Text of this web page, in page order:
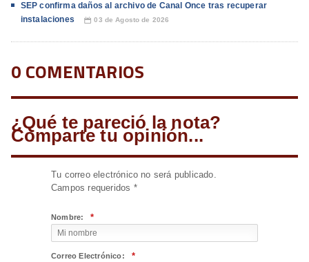
SEP confirma daños al archivo de Canal Once tras recuperar
instalaciones
📅 03 de Agosto de 2026
0 COMENTARIOS
¿Qué te pareció la nota?
Comparte tu opinión...
Tu correo electrónico no será publicado.
Campos requeridos *
Nombre: *
Correo Electrónico: *